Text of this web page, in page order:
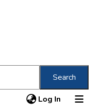
Search
Log In (current)